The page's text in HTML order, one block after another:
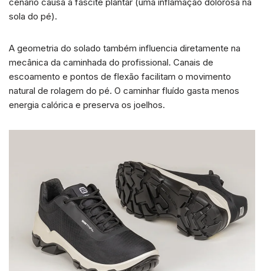
sola do pé).
A geometria do solado também influencia diretamente na
mecânica da caminhada do profissional. Canais de
escoamento e pontos de flexão facilitam o movimento
natural de rolagem do pé. O caminhar fluído gasta menos
energia calórica e preserva os joelhos.